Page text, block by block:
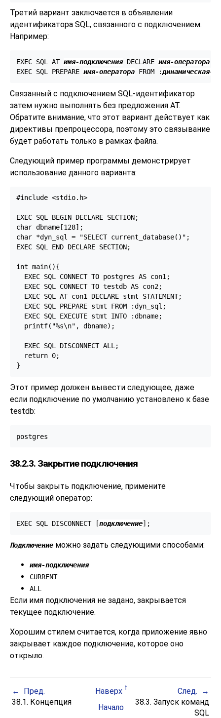
Третий вариант заключается в объявлении
идентификатора SQL, связанного с подключением.
Например:
EXEC SQL AT имя-подключения DECLARE имя-оператора
EXEC SQL PREPARE имя-оператора FROM :динамическая-
Связанный с подключением SQL-идентификатор
затем нужно выполнять без предложения AT.
Обратите внимание, что этот вариант действует как
директивы препроцессора, поэтому это связывание
будет работать только в рамках файла.
Следующий пример программы демонстрирует
использование данного варианта:
#include <stdio.h>
EXEC SQL BEGIN DECLARE SECTION;
char dbname[128];
char *dyn_sql = "SELECT current_database()";
EXEC SQL END DECLARE SECTION;
int main(){
  EXEC SQL CONNECT TO postgres AS con1;
  EXEC SQL CONNECT TO testdb AS con2;
  EXEC SQL AT con1 DECLARE stmt STATEMENT;
  EXEC SQL PREPARE stmt FROM :dyn_sql;
  EXEC SQL EXECUTE stmt INTO :dbname;
  printf("%s\n", dbname);
  EXEC SQL DISCONNECT ALL;
  return 0;
Этот пример должен вывести следующее, даже
если подключение по умолчанию установлено к базе
testdb:
38.2.3. Закрытие подключения
Чтобы закрыть подключение, примените
следующий оператор:
EXEC SQL DISCONNECT [подключение];
Подключение можно задать следующими способами:
имя-подключения
CURRENT
ALL
Если имя подключения не задано, закрывается
текущее подключение.
Хорошим стилем считается, когда приложение явно
закрывает каждое подключение, которое оно
открыло.
Пред. Наверх
След.
38.1. Концепция
Начало
38.3. Запуск команд
SQL